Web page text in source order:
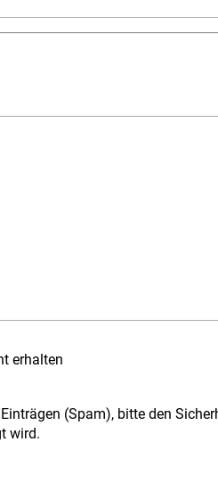
erhalten
(Spam), bitte den
wird.